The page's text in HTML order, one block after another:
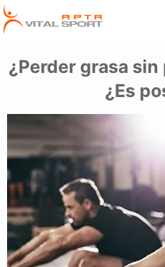
¿Perder grasa
¿Es